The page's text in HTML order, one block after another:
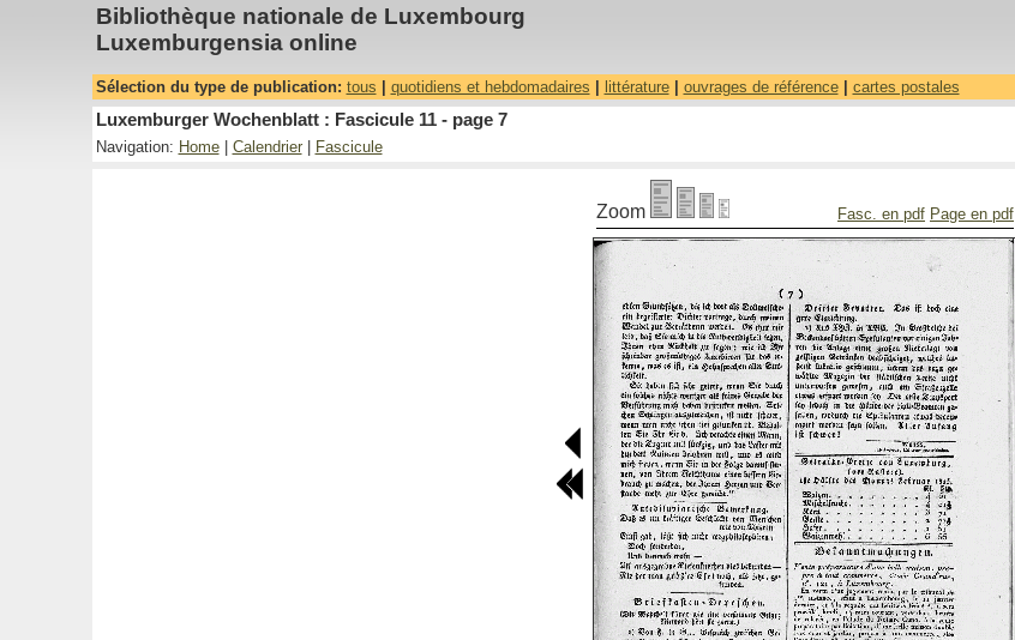
Bibliothèque nationale de Luxembourg
Luxemburgensia online
Sélection du type de publication: tous quotidiens et hebdomadaires littérature| ouvrages de référence| cartes postales
Luxemburger Wochenblatt : Fascicule 11 - page 7
Navigation: Home| Calendrier| Fascicule
Zoom Fasc. en pdf Page en pdf